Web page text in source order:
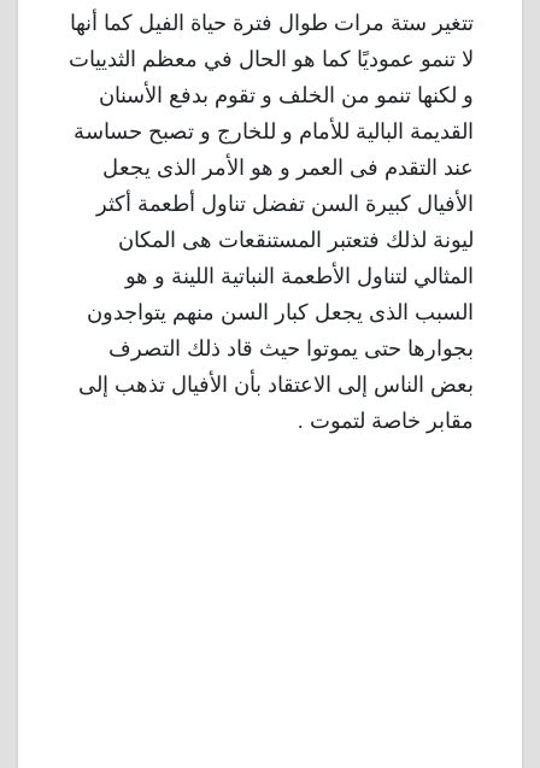
تتغير ستة مرات طوال فترة حياة الفيل كما أنها
لا تنمو عموديًا كما هو الحال في معظم الثدييات
و لكنها تنمو من الخلف و تقوم بدفع الأسنان
القديمة البالية للأمام و للخارج و تصبح حساسة
عند التقدم فى العمر و هو الأمر الذى يجعل
الأفيال كبيرة السن تفضل تناول أطعمة أكثر
ليونة لذلك فتعتبر المستنقعات هى المكان
المثالي لتناول الأطعمة النباتية اللينة و هو
السبب الذى يجعل كبار السن منهم يتواجدون
بجوارها حتى يموتوا حيث قاد ذلك التصرف
بعض الناس إلى الاعتقاد بأن الأفيال تذهب إلى
مقابر خاصة لتموت .